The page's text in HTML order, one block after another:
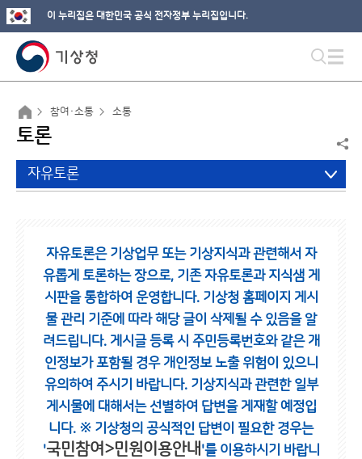
이 누리집은 대한민국 공식 전자정부 누리집입니다.
참여·소통 소통
토론
자유토론
자유토론은 기상업무 또는 기상지식과 관련해서 자
유롭게 토론하는 장으로, 기존 자유토론과 지식샘 게
시판을 통합하여 운영합니다. 기상청 홈페이지 게시
물 관리 기준에 따라 해당 글이 삭제될 수 있음을 알
려드립니다. 게시글 등록 시 주민등록번호와 같은 개
인정보가 포함될 경우 개인정보 노출 위험이 있으니
유의하여 주시기 바랍니다. 기상지식과 관련한 일부
게시물에 대해서는 선별하여 답변을 게재할 예정입
니다. ※ 기상청의 공식적인 답변이 필요한 경우는
'국민참여>민원이용안내 '를 이용하시기 바랍니